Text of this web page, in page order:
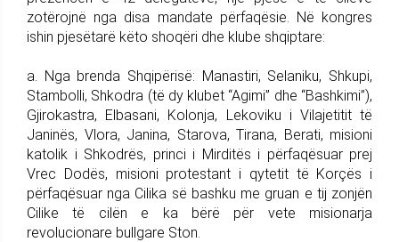
zotërojnë nga disa mandate përfaqësie. Në kongres
ishin pjesëtarë këto shoqëri dhe klube shqiptare:
a. Nga brenda Shqipërisë: Manastiri, Selaniku, Shkupi,
Stambolli, Shkodra (të dy klubet “Agimi” dhe “Bashkimi”),
Gjirokastra, Elbasani, Kolonja, Lekoviku i Vilajetitit të
Janinës, Vlora, Janina, Starova, Tirana, Berati, misioni
katolik i Shkodrës, princi i Mirditës i përfaqësuar prej
Vrec Dodës, misioni protestant i qytetit të Korçës i
përfaqësuar nga Cilika së bashku me gruan e tij zonjën
Cilike të cilën e ka bërë për vete misionarja
revolucionare bullgare Ston.